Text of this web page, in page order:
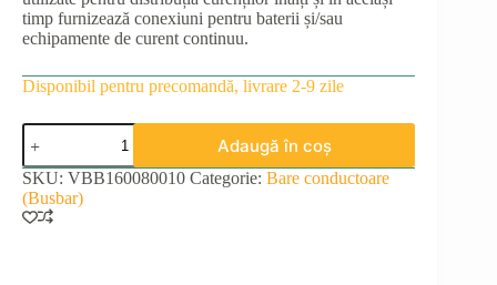
1,220.00lei.
timp furnizează conexiuni pentru baterii și/sau
echipamente de curent continuu.
Disponibil pentru precomandă, livrare 2-9 zile
Cantitate
Busbar
baterii
Victron
600A
8P
Adaugă în coș
SKU: VBB160080010 Categorie: Bare conductoare
(Busbar)